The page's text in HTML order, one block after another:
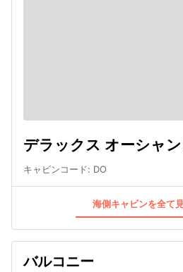
デラックス オーシャ
キャビンコード: DO
海側キャビンを全て
バルコニー